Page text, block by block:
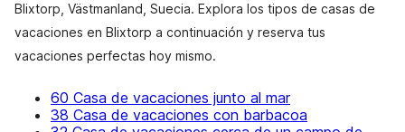
Blixtorp, Västmanland, Suecia. Explora los tipos de casas de
vacaciones en Blixtorp a continuación y reserva tus
vacaciones perfectas hoy mismo.
60 Casa de vacaciones junto al mar
38 Casa de vacaciones con barbacoa